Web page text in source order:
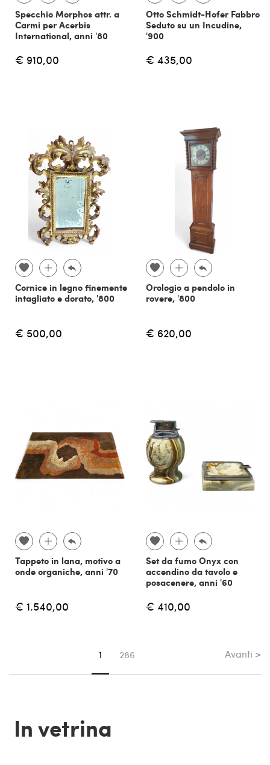
Specchio Morphos attr. a
Carmi per Acerbis
International, anni '80
€ 910,00
Otto Schmidt-Hofer Fabbro
Seduto su un Incudine,
'900
€ 435,00
Cornice in legno finemente
intagliato e dorato, '800
€ 500,00
Orologio a pendolo in
rovere, '800
€ 620,00
Tappeto in lana, motivo a
onde organiche, anni '70
€ 1.540,00
Set da fumo Onyx con
accendino da tavolo e
posacenere, anni '60
€ 410,00
Sei su pagina
1 286 Avanti >
In vetrina